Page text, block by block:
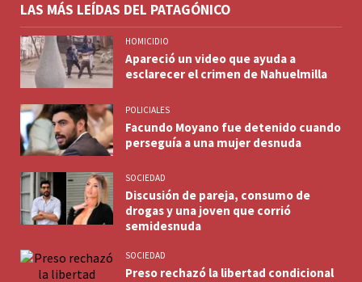
LAS MÁS LEÍDAS DEL PATAGÓNICO
HOMICIDIO
Apareció un video que ayuda a
esclarecer el crimen de Nahuelmilla
POLICIALES
Facundo Moyano fue detenido cuando
perseguía a una mujer desnuda
SOCIEDAD
Discusión de pareja, consumo de
drogas y una joven que corrió
semidesnuda
SOCIEDAD
Preso rechazó la libertad condicional